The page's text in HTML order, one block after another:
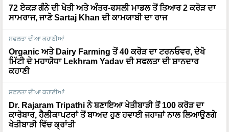
72 ਏਕੜ ਗੰਨੇ ਦੀ ਖੇਤੀ ਅਤੇ ਅੰਤਰ-ਫਸਲੀ ਮਾਡਲ ਤੋਂ ਤਿਆਰ 2 ਕਰੋੜ ਦਾ
ਸਾਮਰਾਜ, ਜਾਣੋ Sartaj Khan ਦੀ ਕਾਮਯਾਬੀ ਦਾ ਰਾਜ
ਸਫਲਤਾ ਦੀਆ ਕਹਾਣੀਆਂ
Organic ਅਤੇ Dairy Farming ਤੋਂ 40 ਕਰੋੜ ਦਾ ਟਰਨਓਵਰ, ਦੇਖੋ
ਮਿੱਟੀ ਦੇ ਮਹਾਯੋਧਾ Lekhram Yadav ਦੀ ਸਫਲਤਾ ਦੀ ਸ਼ਾਨਦਾਰ
ਕਹਾਣੀ
ਸਫਲਤਾ ਦੀਆ ਕਹਾਣੀਆਂ
Dr. Rajaram Tripathi ਨੇ ਬਣਾਇਆ ਖੇਤੀਬਾੜੀ ਤੋਂ 100 ਕਰੋੜ ਦਾ
ਕਾਰੋਬਾਰ, ਹੈਲੀਕਾਪਟਰਾਂ ਤੋਂ ਬਾਅਦ ਹੁਣ ਹਵਾਈ ਜਹਾਜ਼ਾਂ ਨਾਲ ਲਿਆਉਣਗੇ
ਖੇਤੀਬਾੜੀ ਵਿੱਚ ਕ੍ਰਾਂਤੀ